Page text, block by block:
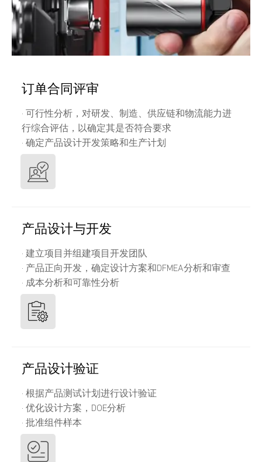
订单合同评审
· 可行性分析，对研发、制造、供应链和物流能力进
行综合评估，以确定其是否符合要求
· 确定产品设计开发策略和生产计划
产品设计与开发
· 建立项目并组建项目开发团队
· 产品正向开发，确定设计方案和DFMEA分析和审查
· 成本分析和可靠性分析
产品设计验证
· 根据产品测试计划进行设计验证
· 优化设计方案，DOE分析
· 批准组件样本